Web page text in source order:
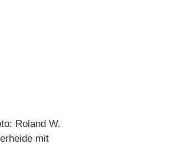
Roland W.
mit